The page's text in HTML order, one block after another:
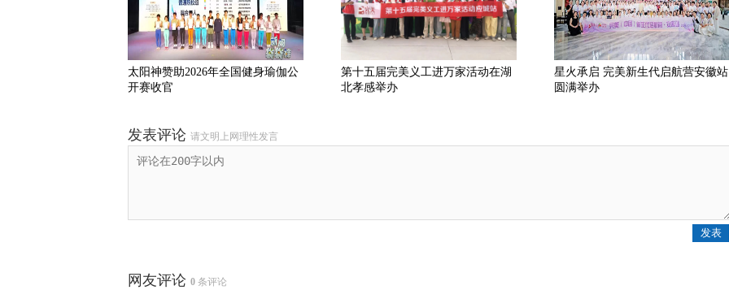
太阳神赞助2026年全国健身瑜伽公
开赛收官
第十五届完美义工进万家活动在湖
北孝感举办
星火承启 完美新生代启航营安徽站
圆满举办
发表评论 请文明上网理性发言
网友评论 0 条评论